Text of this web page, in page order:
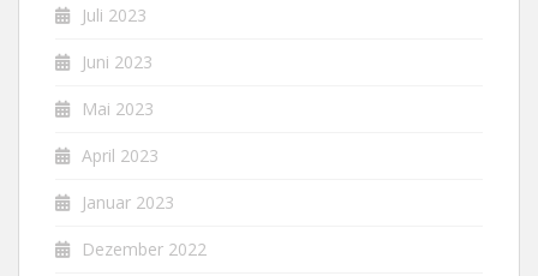
Juli 2023
Juni 2023
Mai 2023
April 2023
Januar 2023
Dezember 2022